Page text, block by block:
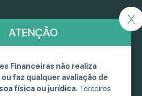
ATENÇÃO
X
Financeiras não realiza
faz qualquer avaliação de
física ou jurídica. Terceiros